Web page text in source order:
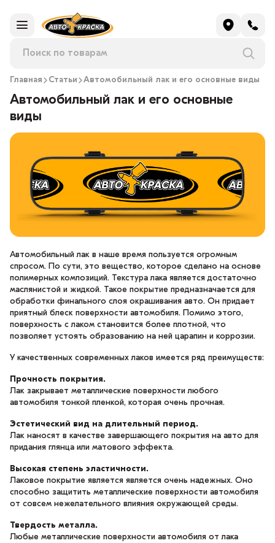
Главная Статьи Автомобильный лак и его основные виды
Автомобильный лак и его основные
виды
Автомобильный лак в наше время пользуется огромным
спросом. По сути, это вещество, которое сделано на основе
полимерных композиций. Текстура лака является достаточно
маслянистой и жидкой. Такое покрытие предназначается для
обработки финального слоя окрашивания авто. Он придает
приятный блеск поверхности автомобиля. Помимо этого,
поверхность с лаком становится более плотной, что
позволяет устоять образованию на ней царапин и коррозии.
У качественных современных лаков имеется ряд преимуществ:
Прочность покрытия.
Лак закрывает металлические поверхности любого
автомобиля тонкой пленкой, которая очень прочная.
Эстетический вид на длительный период.
Лак наносят в качестве завершающего покрытия на авто для
придания глянца или матового эффекта.
Высокая степень эластичности.
Лаковое покрытие является является очень надежных. Оно
способно защитить металлические поверхности автомобиля
от совсем нежелательного влияния окружающей среды.
Твердость металла.
Любые металлические поверхности автомобиля от лака